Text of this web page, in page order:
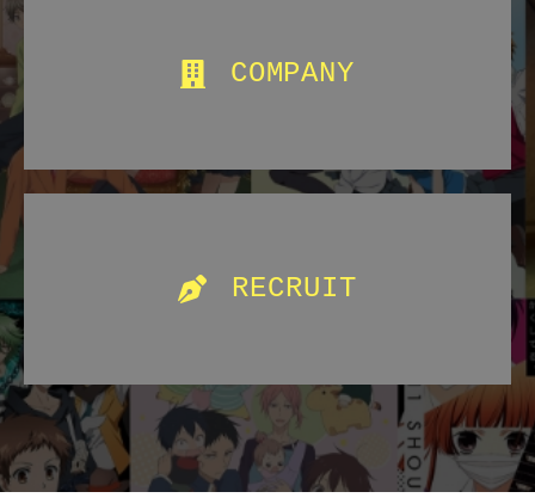
COMPANY
RECRUIT